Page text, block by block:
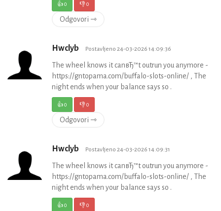
👍0 👎0
Odgovori ⇾
Hwclyb Postavljeno 24-03-2026 14:09:36
The wheel knows it canвЂ™t outrun you anymore -
https://gntopama.com/buffalo-slots-online/ , The
night ends when your balance says so .
👍0 👎0
Odgovori ⇾
Hwclyb Postavljeno 24-03-2026 14:09:31
The wheel knows it canвЂ™t outrun you anymore -
https://gntopama.com/buffalo-slots-online/ , The
night ends when your balance says so .
👍0 👎0